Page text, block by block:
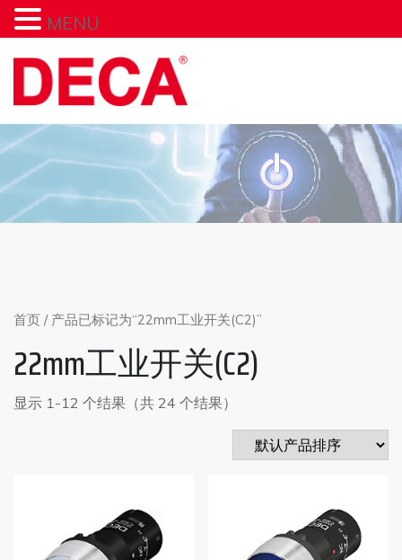
content
首页 / 产品已标记为“22mm工业开关(C2)”
22mm工业开关(C2)
显示 1-12 个结果（共 24 个结果）
MENU